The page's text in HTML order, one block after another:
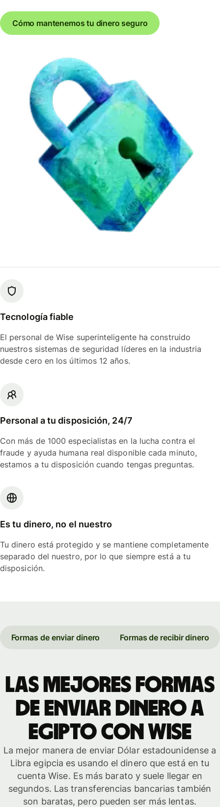
Cómo mantenemos tu dinero seguro
Tecnología fiable
El personal de Wise superinteligente ha construido
nuestros sistemas de seguridad líderes en la industria
desde cero en los últimos 12 años.
Personal a tu disposición, 24/7
Con más de 1000 especialistas en la lucha contra el
fraude y ayuda humana real disponible cada minuto,
estamos a tu disposición cuando tengas preguntas.
Es tu dinero, no el nuestro
Tu dinero está protegido y se mantiene completamente
separado del nuestro, por lo que siempre está a tu
disposición.
Formas de enviar dinero Formas de recibir dinero
Las mejores formas
de enviar dinero a
Egipto con Wise
La mejor manera de enviar Dólar estadounidense a
Libra egipcia es usando el dinero que está en tu
cuenta Wise. Es más barato y suele llegar en
segundos. Las transferencias bancarias también
son baratas, pero pueden ser más lentas.